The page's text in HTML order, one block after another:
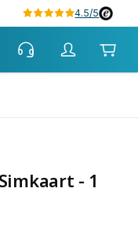
4.5/5
- 1